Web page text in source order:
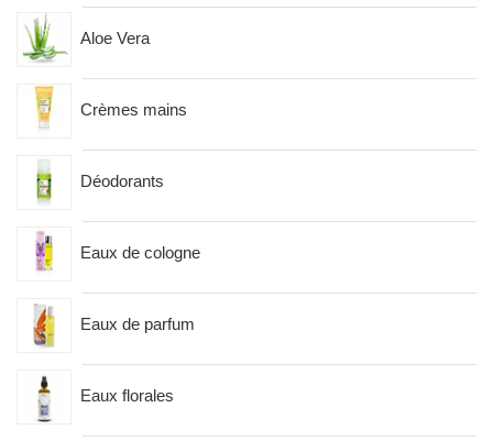
Aloe Vera
Crèmes mains
Déodorants
Eaux de cologne
Eaux de parfum
Eaux florales